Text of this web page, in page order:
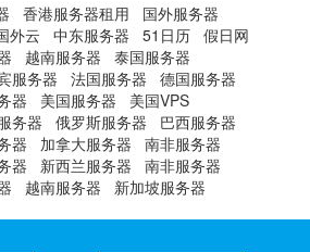
香港服务器租用
国外服务器
外云 中东服务器 51日历 假日网
越南服务器
泰国服务器
服务器 法国服务器
德国服务器
器 美国服务器
美国VPS
务器 俄罗斯服务器
巴西服务器
器 加拿大服务器
南非服务器
器 新西兰服务器
南非服务器
越南服务器 新加坡服务器